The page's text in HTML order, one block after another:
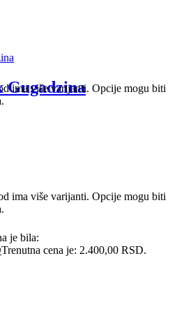
ima više varijanti. Opcije mogu biti
Gugadzina
ima više varijanti. Opcije mogu biti
je bila:
Trenutna cena je: 2.400,00 RSD.